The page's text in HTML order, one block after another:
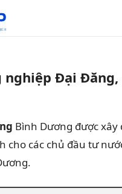
nghiệp Đại
Bình Dương được
cho các chủ đầu tư